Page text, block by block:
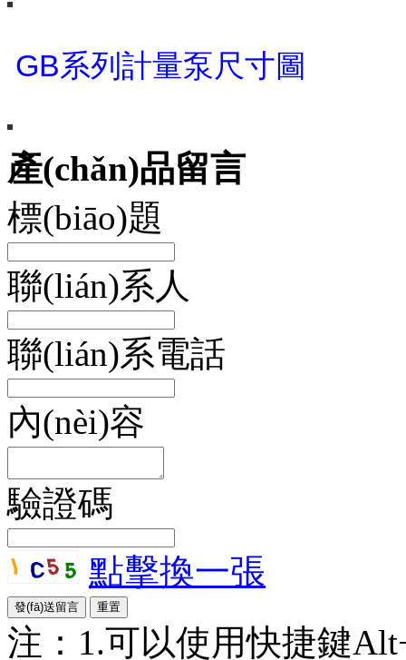
GB系列計量泵尺寸圖
產(chǎn)品留言
標(biāo)題
聯(lián)系人
聯(lián)系電話
內(nèi)容
驗證碼
點擊換一張
注：1.可以使用快捷鍵